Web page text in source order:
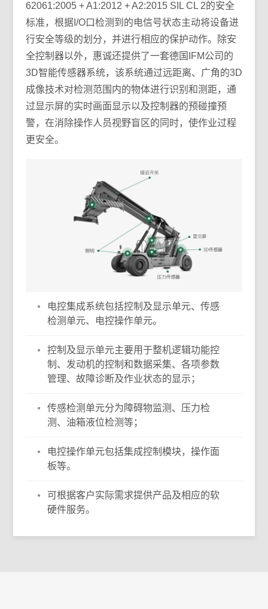
62061:2005 + A1:2012 + A2:2015 SIL CL 2的安全
标准，根据I/O口检测到的电信号状态主动将设备进
行安全等级的划分，并进行相应的保护动作。除安
全控制器以外，惠诚还提供了一套德国IFM公司的
3D智能传感器系统，该系统通过远距离、广角的3D
成像技术对检测范围内的物体进行识别和测距，通
过显示屏的实时画面显示以及控制器的预碰撞预
警，在消除操作人员视野盲区的同时，使作业过程
更安全。
电控集成系统包括控制及显示单元、传感
检测单元、电控操作单元。
控制及显示单元主要用于整机逻辑功能控
制、发动机的控制和数据采集、各项参数
管理、故障诊断及作业状态的显示；
传感检测单元分为障碍物监测、压力检
测、油箱液位检测等；
电控操作单元包括集成控制模块，操作面
板等。
可根据客户实际需求提供产品及相应的软
硬件服务。